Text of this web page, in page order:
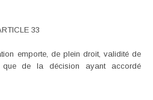
33
emporte, de plein droit, validité de
que de la décision ayant accordé